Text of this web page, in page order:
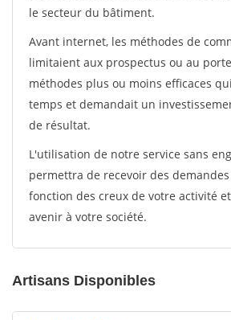
le secteur du bâtiment.
Avant internet, les méthodes de
limitaient aux prospectus ou au
méthodes plus ou moins efficaces
temps et demandait un
de résultat.
L'utilisation de notre service sans
permettra de recevoir des
fonction des creux de votre activité
avenir à votre société.
Artisans Disponibles